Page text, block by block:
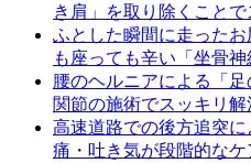
き肩」を取り除くことで
ふとした瞬間に走った
も座っても辛い「坐骨
腰のヘルニアによる「
関節の施術でスッキリ解
高速道路での後方追突
痛・吐き気が段階的なケ